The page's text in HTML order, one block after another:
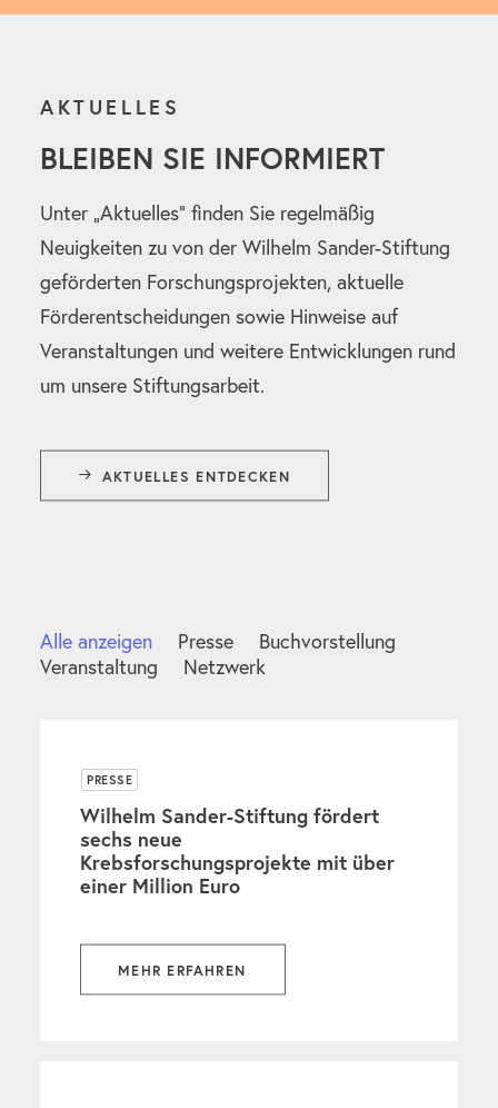
AKTUELLES
BLEIBEN SIE INFORMIERT
Unter „Aktuelles“ finden Sie regelmäßig
Neuigkeiten zu von der Wilhelm Sander-Stiftung
geförderten Forschungsprojekten, aktuelle
Förderentscheidungen sowie Hinweise auf
Veranstaltungen und weitere Entwicklungen rund
um unsere Stiftungsarbeit.
AKTUELLES ENTDECKEN
Alle anzeigen Presse
Buchvorstellung
Veranstaltung
Netzwerk
PRESSE
Wilhelm Sander-Stiftung fördert
sechs neue
Krebsforschungsprojekte mit über
einer Million Euro
MEHR ERFAHREN